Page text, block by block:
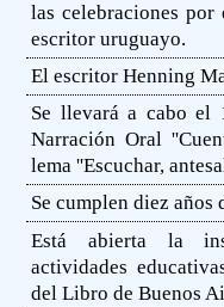
las celebraciones
escritor uruguayo.
El escritor Henning
Se llevará a cabo el
Narración Oral
lema ''Escuchar,
Se cumplen diez años
Está abierta la
actividades
del Libro de Buenos